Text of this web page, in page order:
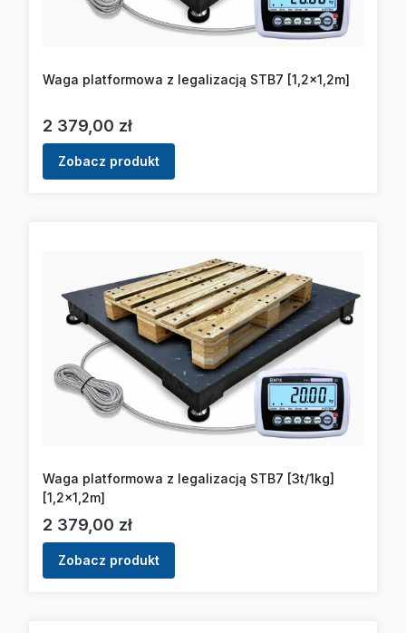
Waga platformowa z legalizacją STB7 [1,2x1,2m]
Cena
2 379,00 zł
Zobacz produkt
Waga platformowa z legalizacją STB7 [3t/1kg]
[1,2x1,2m]
Cena
2 379,00 zł
Zobacz produkt